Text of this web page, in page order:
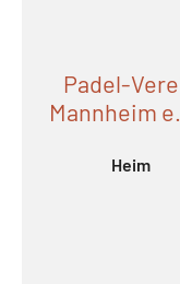
Padel-
Mannheim
Heim